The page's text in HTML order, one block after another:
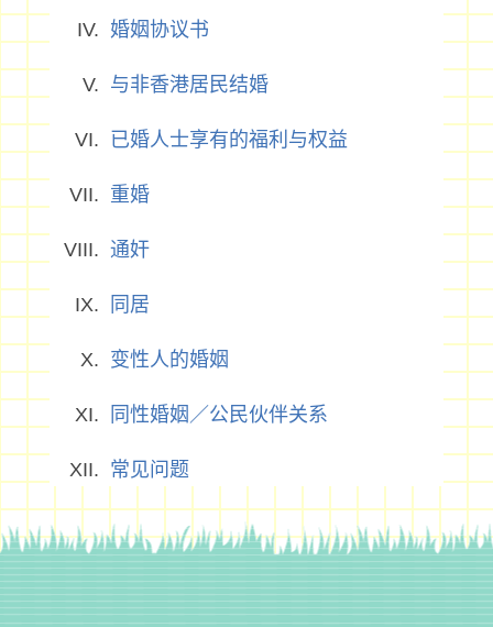
婚姻协议书
与非香港居民结婚
已婚人士享有的福利与权益
重婚
通奸
同居
变性人的婚姻
同性婚姻／公民伙伴关系
常见问题